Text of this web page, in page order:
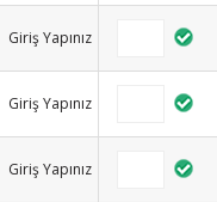
Giriş Yapınız
Giriş Yapınız
Giriş Yapınız